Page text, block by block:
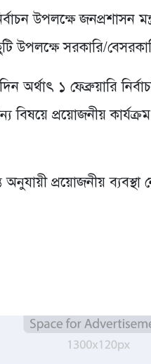
উপলক্ষে জনপ্রশাসন
উপলক্ষে সরকারি/
১ ফেব্রুয়ারি
বিষয়ে প্রয়োজনীয়
অনুযায়ী প্রয়োজনীয় ব্যবস্থা